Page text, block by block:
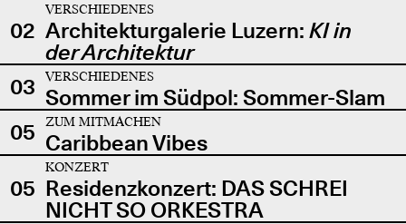
02
VERSCHIEDENES
Architekturgalerie Luzern: KI in
der Architektur
03
VERSCHIEDENES
Sommer im Südpol: Sommer-Slam
05
ZUM MITMACHEN
Caribbean Vibes
05
KONZERT
Residenzkonzert: DAS SCHREI
NICHT SO ORKESTRA